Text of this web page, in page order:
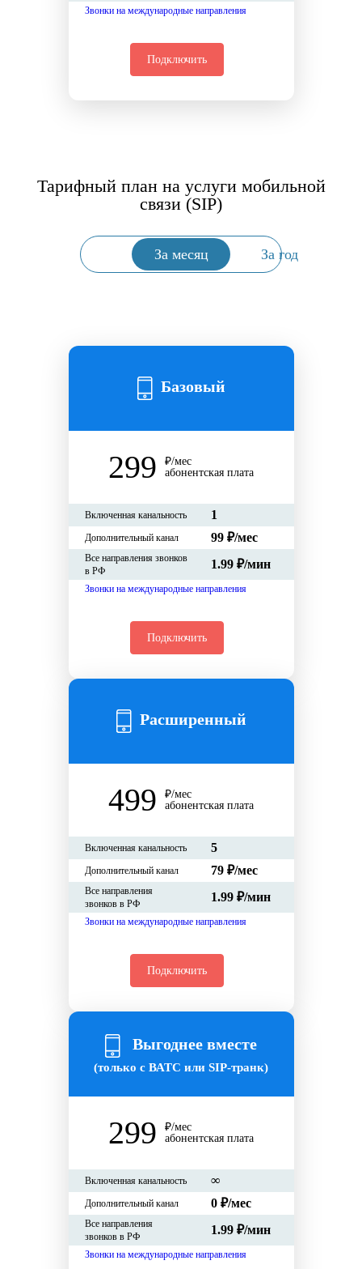
Звонки на международные направления
Подключить
Тарифный план на услуги мобильной
связи (SIP)
За месяц
Базовый
299
₽/мес
абонентская плата
Включенная канальность 1
Дополнительный канал 99 ₽/мес
Все направления звонков
в РФ
1.99 ₽/мин
Звонки на международные направления
Подключить
Расширенный
499
₽/мес
абонентская плата
Включенная канальность 5
Дополнительный канал 79 ₽/мес
Все направления
звонков в РФ
1.99 ₽/мин
Звонки на международные направления
Подключить
Выгоднее вместе
(только с ВАТС или SIP-транк)
299
₽/мес
абонентская плата
Включенная канальность ∞
Дополнительный канал 0 ₽/мес
Все направления
звонков в РФ
1.99 ₽/мин
Звонки на международные направления
За год